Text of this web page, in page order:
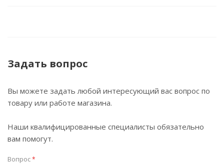
Задать вопрос
Вы можете задать любой интересующий вас вопрос по
товару или работе магазина.
Наши квалифицированные специалисты обязательно
вам помогут.
Вопрос*